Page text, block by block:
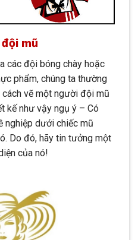
mũ
các đội bóng chày hoặc
phẩm, chúng ta thường
vẽ một người đội mũ
kế như vậy ngụ ý – Có
nghiệp dưới chiếc mũ
Do đó, hãy tin tưởng một
của nó!